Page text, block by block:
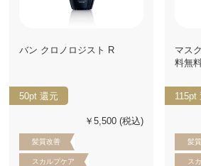
バン クロノロジスト R
50pt 還元
￥5,500 (税込)
髪質改善
スカルプケア
マス
料無料
115pt
髪
ス